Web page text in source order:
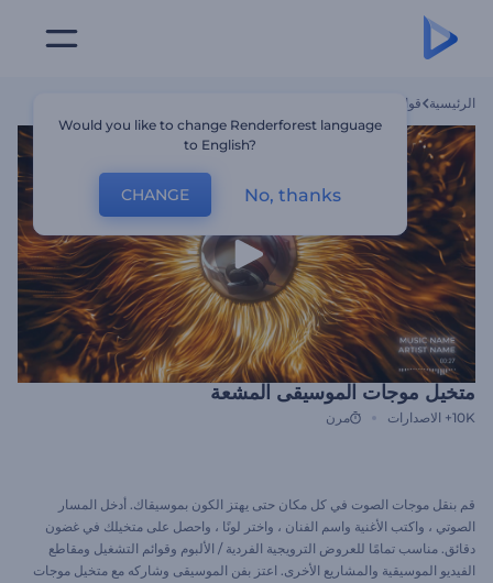
الرئيسية قوالب
متخيل موجات الموسيقى المشعة
10K+ الاصدارات مرن
قم بنقل موجات الصوت في كل مكان حتى يهتز الكون بموسيقاك. أدخل المسار
الصوتي ، واكتب الأغنية واسم الفنان ، واختر لونًا ، واحصل على متخيلك في غضون
دقائق. مناسب تمامًا للعروض الترويجية الفردية / الألبوم وقوائم التشغيل ومقاطع
الفيديو الموسيقية والمشاريع الأخرى. اعتز بفن الموسيقى وشاركه مع متخيل موجات
Would you like to change Renderforest language
to English?
CHANGE No, thanks